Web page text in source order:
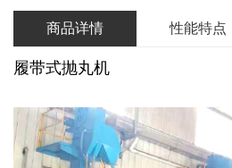
商品详情 性能特点
履带式抛丸机